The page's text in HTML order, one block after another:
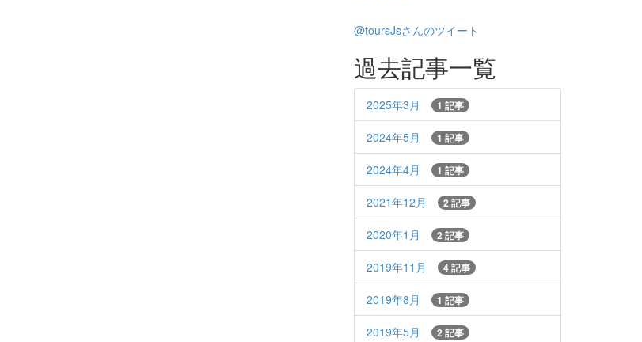
@toursJsさんのツイート
過去記事一覧
2025年3月 1 記事
2024年5月 1 記事
2024年4月 1 記事
2021年12月 2 記事
2020年1月 2 記事
2019年11月 4 記事
2019年8月 1 記事
2019年5月 2 記事